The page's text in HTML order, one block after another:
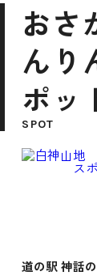
おさ
んり
ポッ
SPOT
道の駅 神話